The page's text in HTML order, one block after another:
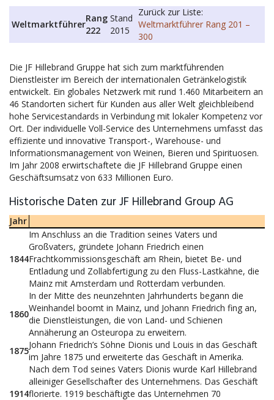
Weltmarktführer
Rang
222
Stand
2015
Zurück zur Liste:
Weltmarktführer Rang 201 –
300
Die JF Hillebrand Gruppe hat sich zum marktführenden
Dienstleister im Bereich der internationalen Getränkelogistik
entwickelt. Ein globales Netzwerk mit rund 1.460 Mitarbeitern an
46 Standorten sichert für Kunden aus aller Welt gleichbleibend
hohe Servicestandards in Verbindung mit lokaler Kompetenz vor
Ort. Der individuelle Voll-Service des Unternehmens umfasst das
effiziente und innovative Transport-, Warehouse- und
Informationsmanagement von Weinen, Bieren und Spirituosen.
Im Jahr 2008 erwirtschaftete die JF Hillebrand Gruppe einen
Geschäftsumsatz von 633 Millionen Euro.
Historische Daten zur JF Hillebrand Group AG
Jahr
1844
Im Anschluss an die Tradition seines Vaters und
Großvaters, gründete Johann Friedrich einen
Frachtkommissionsgeschäft am Rhein, bietet Be- und
Entladung und Zollabfertigung zu den Fluss-Lastkähne, die
Mainz mit Amsterdam und Rotterdam verbunden.
1860
In der Mitte des neunzehnten Jahrhunderts begann die
Weinhandel boomt in Mainz, und Johann Friedrich fing an,
die Dienstleistungen, die von Land- und Schienen
Annäherung an Osteuropa zu erweitern.
1875
Johann Friedrich’s Söhne Dionis und Louis in das Geschäft
im Jahre 1875 und erweiterte das Geschäft in Amerika.
1914
Nach dem Tod seines Vaters Dionis wurde Karl Hillebrand
alleiniger Gesellschafter des Unternehmens. Das Geschäft
florierte. 1919 beschäftigte das Unternehmen 70